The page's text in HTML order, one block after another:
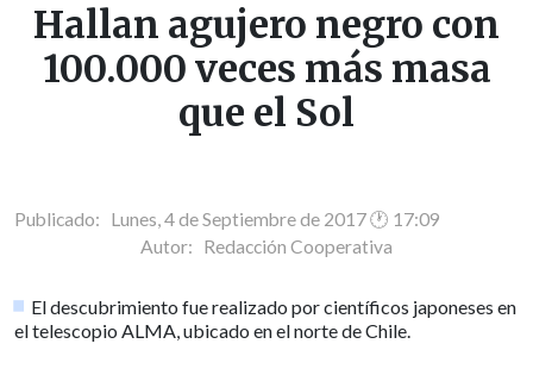
Hallan agujero negro con
100.000 veces más masa
que el Sol
Publicado: Lunes, 4 de Septiembre de 2017 🕐 17:09
Autor: Redacción Cooperativa
El descubrimiento fue realizado por científicos japoneses en
el telescopio ALMA, ubicado en el norte de Chile.